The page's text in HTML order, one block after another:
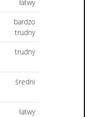
łatwy
bardzo
trudny
trudny
średni
łatwy